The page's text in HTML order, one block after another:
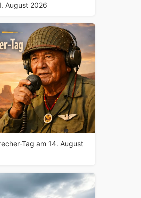
August 2026
Tag am 14. August